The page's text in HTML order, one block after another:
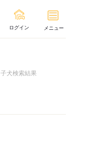
ログイン メニュー
子犬検索結果